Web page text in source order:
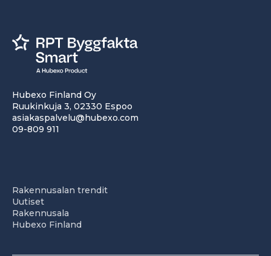
Hubexo Finland Oy
Ruukinkuja 3, 02330 Espoo
asiakaspalvelu@hubexo.com
09-809 911
Rakennusalan trendit
Uutiset
Rakennusala
Hubexo Finland